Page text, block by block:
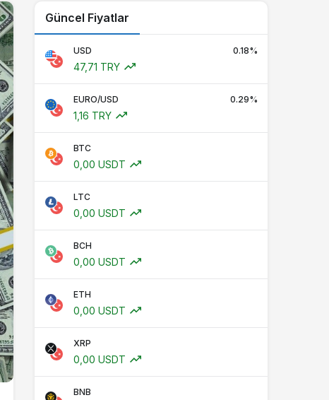
Güncel Fiyatlar
USD 0.18%
47,71 TRY
EURO/USD 0.29%
1,16 TRY
BTC
0,00 USDT
LTC
0,00 USDT
BCH
0,00 USDT
ETH
0,00 USDT
XRP
0,00 USDT
BNB